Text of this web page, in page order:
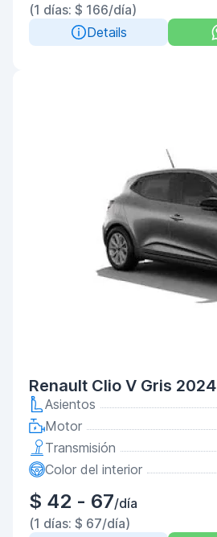
(1 días: $ 166/día)
Details
Renault Clio V Gris 2024
Asientos
Motor
Transmisión
Color del interior
$ 42 - 67/día
(1 días: $ 67/día)